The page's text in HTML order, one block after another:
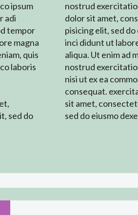
ipsum
adi
tempor
magna
quis
laboris
sed do
nostrud
dolor sit amet,
pisicing elit, sed
inci didunt ut
aliqua. Ut enim ad
nostrud
nisi ut ex ea
consequat.
sit amet,
sed do eiusmo